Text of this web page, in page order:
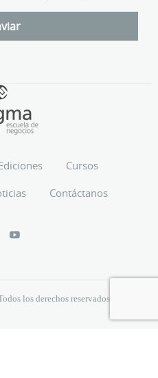
Cursos
Contáctanos
los derechos reservados.